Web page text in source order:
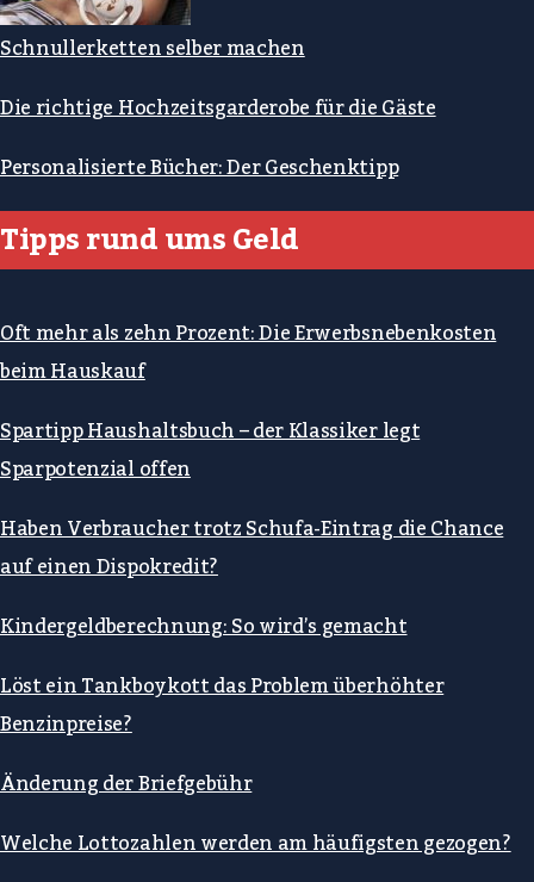
Schnullerketten selber machen
Die richtige Hochzeitsgarderobe für die Gäste
Personalisierte Bücher: Der Geschenktipp
Tipps rund ums Geld
Oft mehr als zehn Prozent: Die Erwerbsnebenkosten
beim Hauskauf
Spartipp Haushaltsbuch – der Klassiker legt
Sparpotenzial offen
Haben Verbraucher trotz Schufa-Eintrag die Chance
auf einen Dispokredit?
Kindergeldberechnung: So wird’s gemacht
Löst ein Tankboykott das Problem überhöhter
Benzinpreise?
Änderung der Briefgebühr
Welche Lottozahlen werden am häufigsten gezogen?